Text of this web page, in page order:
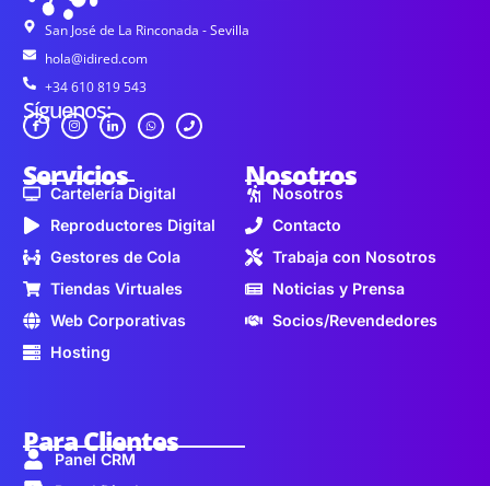
San José de La Rinconada - Sevilla
hola@idired.com
+34 610 819 543
Síguenos:
Servicios
Cartelería Digital
Reproductores Digital
Gestores de Cola
Tiendas Virtuales
Web Corporativas
Hosting
Nosotros
Nosotros
Contacto
Trabaja con Nosotros
Noticias y Prensa
Socios/Revendedores
Para Clientes
Panel CRM